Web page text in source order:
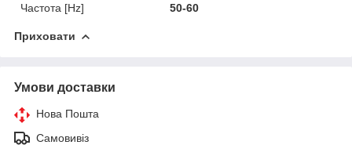
Частота [Hz]
50-60
Приховати
Умови доставки
Нова Пошта
Самовивіз